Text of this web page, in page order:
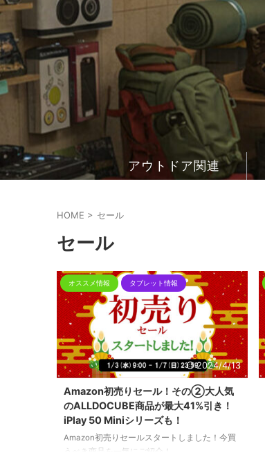
アウトドア関連
HOME > セール
セール
オススメ情報 タブレット情報
2024/4/13
Amazon初売りセール！その②大人気
のALLDOCUBE商品が最大41%引き！
iPlay 50 Miniシリーズも！
Amazon初売りセールスタートしました！今買
うべき商品を一気にご紹介！